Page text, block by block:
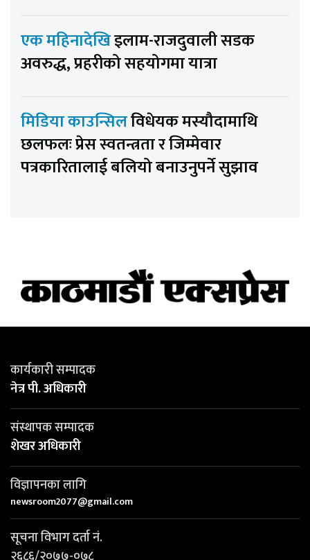
एक महिनादेखिइलाम-राजदुवाली सडक
अवरुद्ध, प्रहरीको सहयोगमा यात्रा
मिडिया काउन्सिलविधेयक मस्यौदामाथि
छलफलः प्रेस स्वतन्त्रता र जिम्मेवार
पत्रकारितालाई बलियो बनाउनुपर्ने सुझाव
कार्यकारी सम्पादक
नेत्र पी. अधिकारी
संस्थापक सम्पादक
शेखर अधिकारी
विज्ञापनका लागि
newsroom2077@gmail.com
सूचना विभाग दर्ता नं.